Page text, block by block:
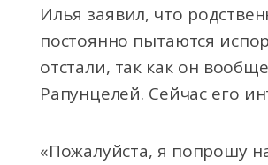
Илья заявил, что
постоянно пытаются
отстали, так как он
Рапунцелей. Сейчас его
«Пожалуйста, я попрошу